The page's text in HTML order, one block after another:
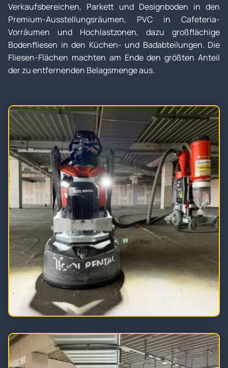
Verkaufsbereichen, Parkett und Designboden in den
Premium-Ausstellungsräumen, PVC in Cafeteria-
Vorräumen und Hochlastzonen, dazu großflächige
Bodenfliesen in den Küchen- und Badabteilungen. Die
Fliesen-Flächen machten am Ende den größten Anteil
der zu entfernenden Belagsmenge aus.